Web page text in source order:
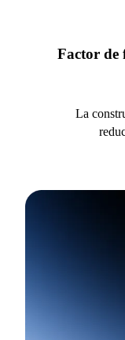
Factor de
La